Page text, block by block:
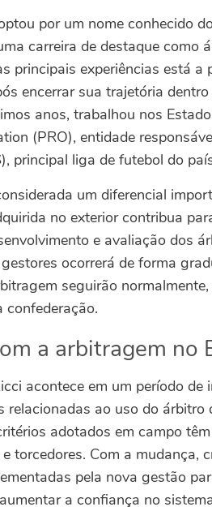
por um nome conhecido
carreira de destaque como
principais experiências está
encerrar sua trajetória
anos, trabalhou nos
(PRO), entidade
principal liga de futebol do
um diferencial
no exterior contribua
e avaliação dos
ocorrerá de forma
seguirão
confederação.
a arbitragem no
acontece em um período de
relacionadas ao uso do
adotados em campo
torcedores. Com a mudança,
pela nova gestão
a confiança no